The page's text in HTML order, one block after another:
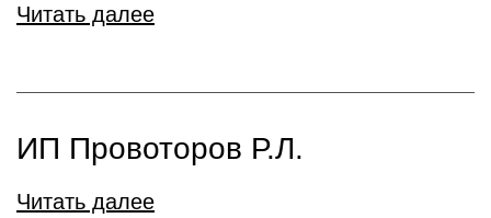
Читать далее
ИП Провоторов Р.Л.
Читать далее